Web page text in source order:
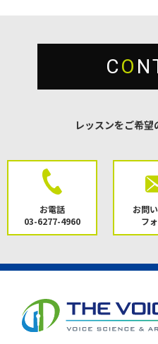
CO
レッスンをご希望
お電話
03-6277-4960
お問
フ